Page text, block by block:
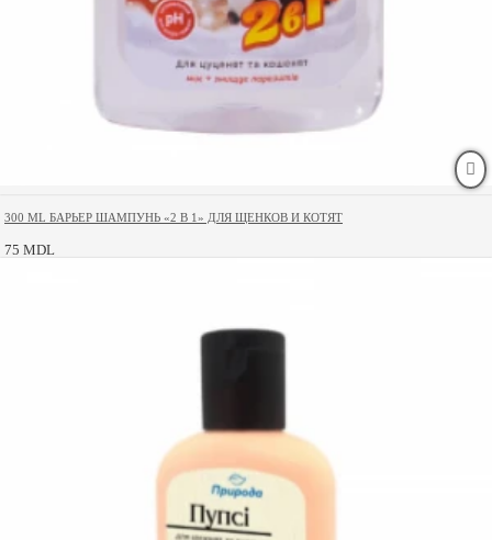
300 ML БАРЬЕР ШАМПУНЬ «2 В 1» ДЛЯ ЩЕНКОВ И КОТЯТ
75 MDL